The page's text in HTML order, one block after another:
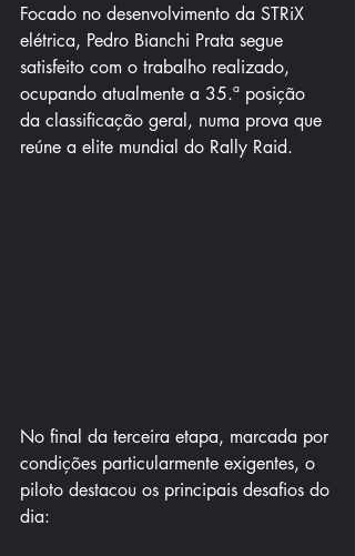
Focado no desenvolvimento da STRiX
elétrica, Pedro Bianchi Prata segue
satisfeito com o trabalho realizado,
ocupando atualmente a 35.ª posição
da classificação geral, numa prova que
reúne a elite mundial do Rally Raid.
No final da terceira etapa, marcada por
condições particularmente exigentes, o
piloto destacou os principais desafios do
dia: